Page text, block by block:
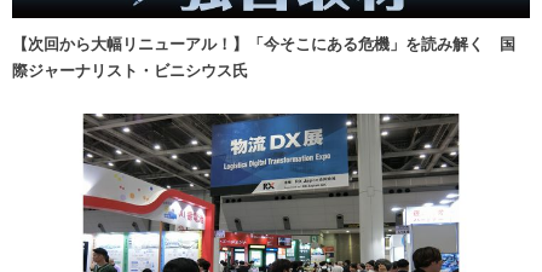
【次回から大幅リニューアル！】「今そこにある危機」を読み解く 国
際ジャーナリスト・ビニシウス氏